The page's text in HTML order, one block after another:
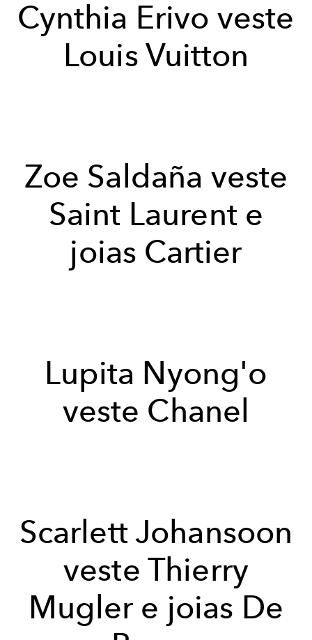
Cynthia Erivo veste
Louis Vuitton
Zoe Saldaña veste
Saint Laurent e
joias Cartier
Lupita Nyong'o
veste Chanel
Scarlett Johansoon
veste Thierry
Mugler e joias De